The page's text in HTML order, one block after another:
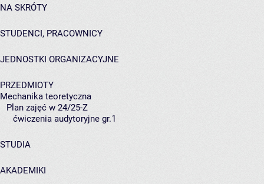
NA SKRÓTY
STUDENCI, PRACOWNICY
JEDNOSTKI ORGANIZACYJNE
PRZEDMIOTY
Mechanika teoretyczna
Plan zajęć w 24/25-Z
ćwiczenia audytoryjne gr.1
STUDIA
AKADEMIKI